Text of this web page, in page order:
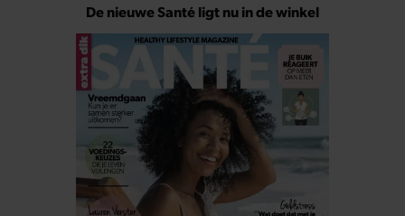
De nieuwe Santé ligt nu in de winkel